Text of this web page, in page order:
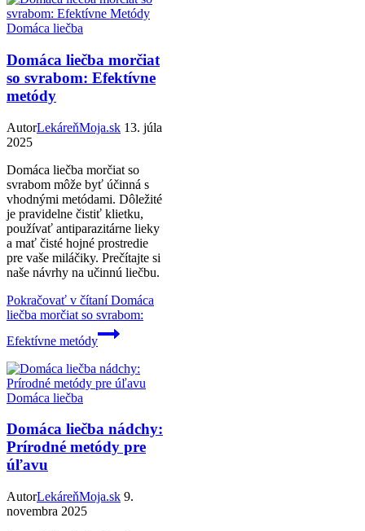
Domáca liečba
Domáca liečba morčiat
so svrabom: Efektívne
metódy
AutorLekáreňMoja.sk 13. júla
2025
Domáca liečba morčiat so
svrabom môže byť účinná s
vhodnými metódami. Dôležité
je pravidelne čistiť klietku,
používať antiparazitárne lieky
a mať čisté hojné prostredie
pre vaše miláčiky. Prečítajte si
naše návrhy na učinnú liečbu.
Pokračovať v čítaníDomáca
liečba morčiat so svrabom:
Efektívne metódy
Domáca liečba
Domáca liečba nádchy:
Prírodné metódy pre
úľavu
AutorLekáreňMoja.sk 9.
novembra 2025